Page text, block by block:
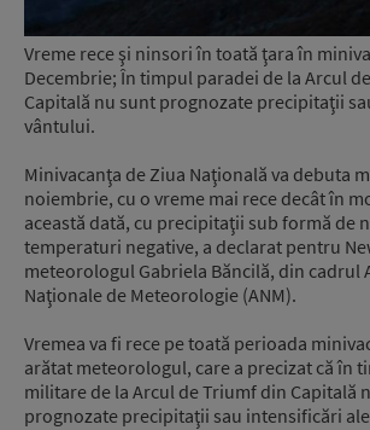
Vreme rece şi ninsori în toată ţara în
Decembrie; În timpul paradei de la Arcul
Capitală nu sunt prognozate precipitaţii
vântului.
Minivacanţa de Ziua Naţională va debuta
noiembrie, cu o vreme mai rece decât în
această dată, cu precipitaţii sub formă de
temperaturi negative, a declarat pentru
meteorologul Gabriela Băncilă, din cadrul
Naţionale de Meteorologie (ANM).
Vremea va fi rece pe toată perioada
arătat meteorologul, care a precizat că în
militare de la Arcul de Triumf din Capitală
prognozate precipitaţii sau intensificări